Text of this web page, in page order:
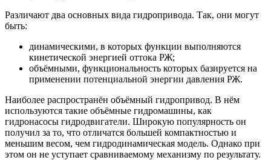
Различают два основных вида гидропривода. Так, они могут
быть:
динамическими, в которых функции выполняются
кинетической энергией оттока РЖ;
объёмными, функциональность которых базируется на
применении потенциальной энергии давления РЖ.
Наиболее распространён объёмный гидропривод. В нём
используются такие объёмные гидромашины, как
гидронасосы гидродвигатели. Широкую популярность он
получил за то, что отличатся большей компактностью и
меньшим весом, чем гидродинамическая модель. Однако при
этом он не уступает сравниваемому механизму по результату.